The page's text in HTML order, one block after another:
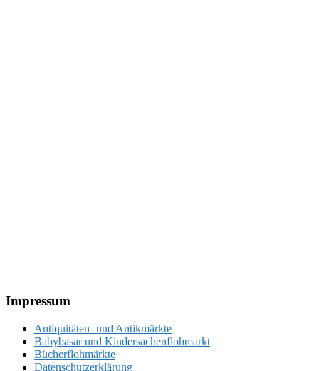
Footer
Impressum
Antiquitäten- und Antikmärkte
Babybasar und Kindersachenflohmarkt
Bücherflohmärkte
Datenschutzerklärung